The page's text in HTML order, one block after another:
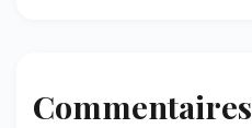
Commentaires